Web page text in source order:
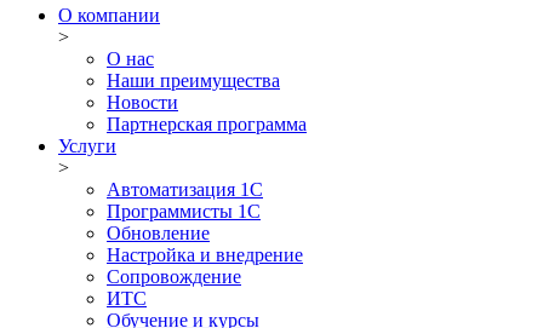
О компании
>
О нас
Наши преимущества
Новости
Партнерская программа
Услуги
>
Автоматизация 1С
Программисты 1С
Обновление
Настройка и внедрение
Сопровождение
ИТС
Обучение и курсы